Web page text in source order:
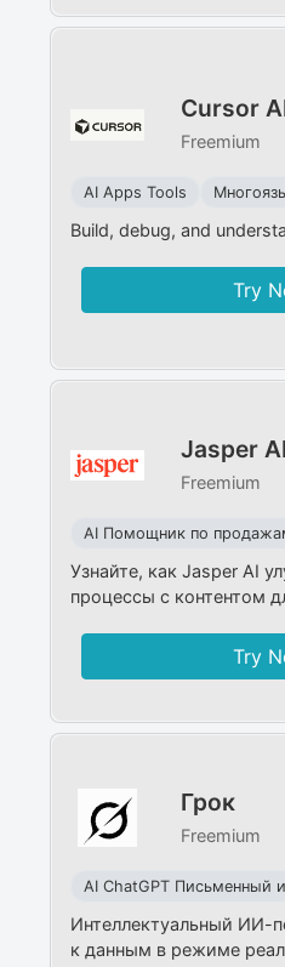
Cursor
Freemium
AI Apps Tools
Build, debug, and
Try
Jasper AI
Freemium
AI Помощник по
Узнайте, как Jasper AI
процессы с контентом
Try
Грок
Freemium
AI ChatGPT Письменный
Интеллектуальный ИИ-
к данным в режиме